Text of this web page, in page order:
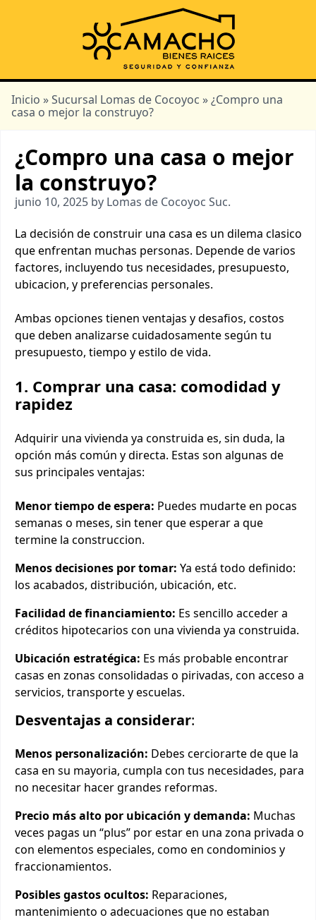
Inicio »Sucursal Lomas de Cocoyoc » ¿Compro una
casa o mejor la construyo?
¿Compro una casa o mejor
la construyo?
junio 10, 2025 by Lomas de Cocoyoc Suc.
La decisión de construir una casa es un dilema clasico
que enfrentan muchas personas. Depende de varios
factores, incluyendo tus necesidades, presupuesto,
ubicacion, y preferencias personales.
Ambas opciones tienen ventajas y desafios, costos
que deben analizarse cuidadosamente según tu
presupuesto, tiempo y estilo de vida.
1. Comprar una casa: comodidad y
rapidez
Adquirir una vivienda ya construida es, sin duda, la
opción más común y directa. Estas son algunas de
sus principales ventajas:
Menor tiempo de espera: Puedes mudarte en pocas
semanas o meses, sin tener que esperar a que
termine la construccion.
Menos decisiones por tomar: Ya está todo definido:
los acabados, distribución, ubicación, etc.
Facilidad de financiamiento: Es sencillo acceder a
créditos hipotecarios con una vivienda ya construida.
Ubicación estratégica: Es más probable encontrar
casas en zonas consolidadas o pirivadas, con acceso a
servicios, transporte y escuelas.
Desventajas a considerar:
Menos personalización: Debes cerciorarte de que la
casa en su mayoria, cumpla con tus necesidades, para
no necesitar hacer grandes reformas.
Precio más alto por ubicación y demanda: Muchas
veces pagas un “plus” por estar en una zona privada o
con elementos especiales, como en condominios y
fraccionamientos.
Posibles gastos ocultos: Reparaciones,
mantenimiento o adecuaciones que no estaban